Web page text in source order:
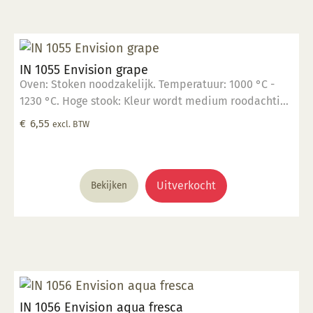
IN 1055 Envision grape
Oven: Stoken noodzakelijk. Temperatuur: 1000 °C -
1230 °C. Hoge stook: Kleur wordt medium roodachtig
blauw. Glanzend, semi transparant. Mogelijk ontstaan
volledig afgedekt met een voedselveilige
transparante glazuur. Giftig: Nee. Hoe te gebruiken: 1.
Breng aan op een 1060 °C biscuit gebakken scherf. 2.
€ 6,55 excl. BTW
Bekijken Uitverkocht
IN 1056 Envision aqua fresca